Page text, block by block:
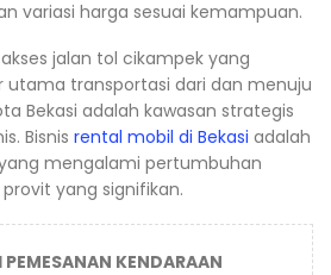
variasi harga sesuai kemampuan.
jalan tol cikampek yang
utama transportasi dari dan menuju
Bekasi adalah kawasan strategis
Bisnis rental mobil di Bekasi adalah
mengalami pertumbuhan
yang signifikan.
PEMESANAN KENDARAAN